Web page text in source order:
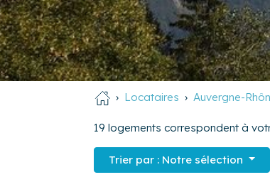
Locataires Auvergne-
19 logements correspondent à
Trier par : Notre sélection